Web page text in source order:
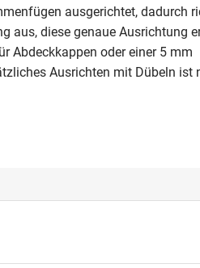
ausgerichtet, dadurch
aus, diese genaue Ausrichtung
Abdeckkappen oder einer 5 mm
Ausrichten mit Dübeln ist